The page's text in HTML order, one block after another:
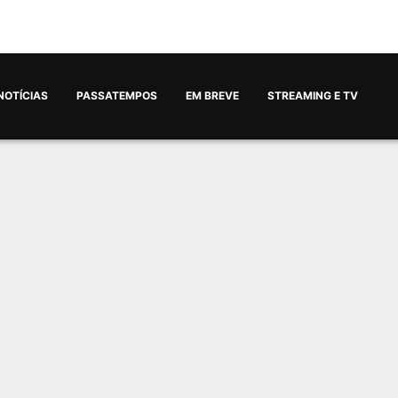
PASSATEMPOS EM BREVE STREAMING E TV